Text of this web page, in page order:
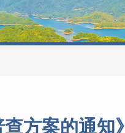
方案的通知》